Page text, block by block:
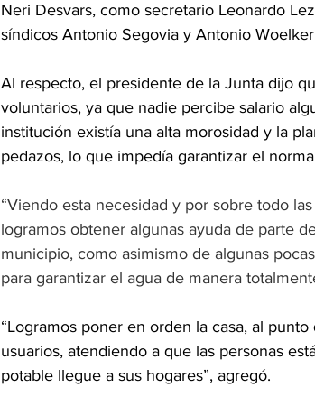
Neri Desvars, como secretario Leonardo
síndicos Antonio Segovia y Antonio
Al respecto, el presidente de la Junta dijo
voluntarios, ya que nadie percibe salario
institución existía una alta morosidad y la
pedazos, lo que impedía garantizar el
“Viendo esta necesidad y por sobre todo
logramos obtener algunas ayuda de parte
municipio, como asimismo de algunas
para garantizar el agua de manera
“Logramos poner en orden la casa, al
usuarios, atendiendo a que las personas
potable llegue a sus hogares”, agregó.